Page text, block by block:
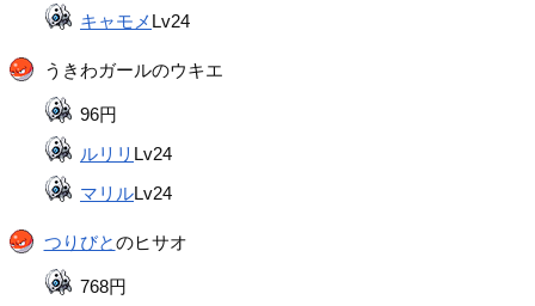
キャモメ Lv24
うきわガールのウキエ
96円
ルリリ Lv24
マリルLv24
つりびとのヒサオ
768円